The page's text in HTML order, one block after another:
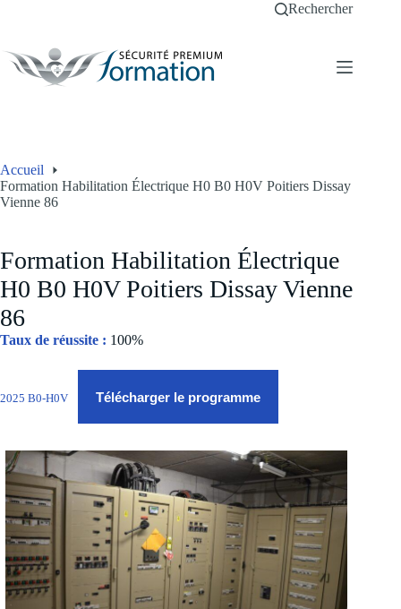
Rechercher
Accueil
Formation Habilitation Électrique H0 B0 H0V Poitiers Dissay
Vienne 86
Formation Habilitation Électrique
H0 B0 H0V Poitiers Dissay Vienne
86
Taux de réussite : 100%
2025 B0-H0V Télécharger le programme